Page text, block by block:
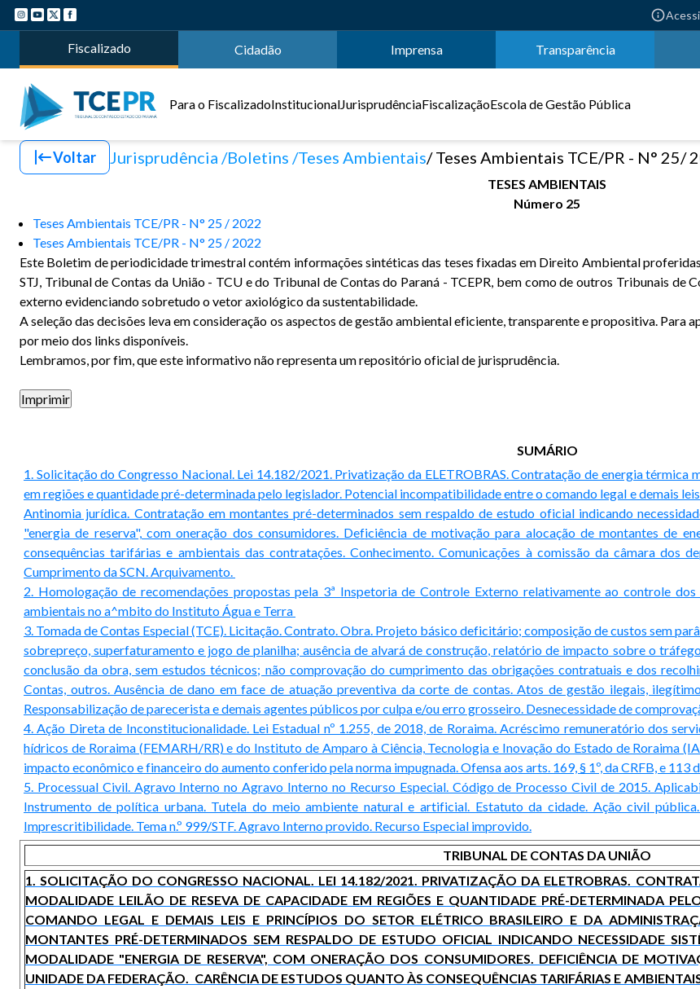
Fiscalizado Cidadão Imprensa Transparência
Para o FiscalizadoInstitucionalJurisprudênciaFiscalizaçãoEscola de Gestão Pública
Voltar Jurisprudência Boletins Teses Ambientais Teses Ambientais TCE/PR - N° 25/
TESES AMBIENTAIS
Número 25
Teses Ambientais TCE/PR - N° 25 / 2022
Teses Ambientais TCE/PR - N° 25 / 2022
Este Boletim de periodicidade trimestral contém informações sintéticas das teses fixadas em Direito Ambiental
STJ, Tribunal de Contas da União - TCU e do Tribunal de Contas do Paraná - TCEPR, bem como de outros Tribunais
externo evidenciando sobretudo o vetor axiológico da sustentabilidade.
A seleção das decisões leva em consideração os aspectos de gestão ambiental eficiente, transparente e propositiva.
por meio dos links disponíveis.
Lembramos, por fim, que este informativo não representa um repositório oficial de jurisprudência.
SUMÁRIO
1. Solicitação do Congresso Nacional. Lei 14.182/2021. Privatização da ELETROBRAS. Contratação de energia térmica
em regiões e quantidade pré-determinada pelo legislador. Potencial incompatibilidade entre o comando legal e demais
Antinomia jurídica. Contratação em montantes pré-determinados sem respaldo de estudo oficial indicando
"energia de reserva", com oneração dos consumidores. Deficiência de motivação para alocação de montantes de
consequências tarifárias e ambientais das contratações. Conhecimento. Comunicações à comissão da câmara dos
Cumprimento da SCN. Arquivamento.
2. Homologação de recomendações propostas pela 3ª Inspetoria de Controle Externo relativamente ao controle
ambientais no a^mbito do Instituto Água e Terra
3. Tomada de Contas Especial (TCE). Licitação. Contrato. Obra. Projeto básico deficitário; composição de custos sem
sobrepreço, superfaturamento e jogo de planilha; ausência de alvará de construção, relatório de impacto sobre o
conclusão da obra, sem estudos técnicos; não comprovação do cumprimento das obrigações contratuais e dos
Contas, outros. Ausência de dano em face de atuação preventiva da corte de contas. Atos de gestão ilegais,
Responsabilização de parecerista e demais agentes públicos por culpa e/ou erro grosseiro. Desnecessidade de
4. Ação Direta de Inconstitucionalidade. Lei Estadual nº 1.255, de 2018, de Roraima. Acréscimo remuneratório dos
hídricos de Roraima (FEMARH/RR) e do Instituto de Amparo à Ciência, Tecnologia e Inovação do Estado de Roraima
impacto econômico e financeiro do aumento conferido pela norma impugnada. Ofensa aos arts. 169, § 1º, da CRFB, e
5. Processual Civil. Agravo Interno no Agravo Interno no Recurso Especial. Código de Processo Civil de 2015.
Instrumento de política urbana. Tutela do meio ambiente natural e artificial. Estatuto da cidade. Ação civil
Imprescritibilidade. Tema n.º 999/STF. Agravo Interno provido. Recurso Especial improvido.
TRIBUNAL DE CONTAS DA UNIÃO
1. SOLICITAÇÃO DO CONGRESSO NACIONAL. LEI 14.182/2021. PRIVATIZAÇÃO DA ELETROBRAS.
MODALIDADE LEILÃO DE RESEVA DE CAPACIDADE EM REGIÕES E QUANTIDADE PRÉ-DETERMINADA
COMANDO LEGAL E DEMAIS LEIS E PRINCÍPIOS DO SETOR ELÉTRICO BRASILEIRO E DA
MONTANTES PRÉ-DETERMINADOS SEM RESPALDO DE ESTUDO OFICIAL INDICANDO NECESSIDADE
MODALIDADE "ENERGIA DE RESERVA", COM ONERAÇÃO DOS CONSUMIDORES. DEFICIÊNCIA DE
UNIDADE DA FEDERAÇÃO. CARÊNCIA DE ESTUDOS QUANTO ÀS CONSEQUÊNCIAS TARIFÁRIAS E